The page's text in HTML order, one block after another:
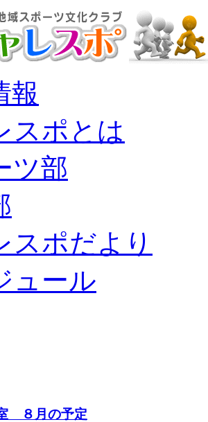
報
スポとは
ツ部
スポだより
ュール
８月の予定